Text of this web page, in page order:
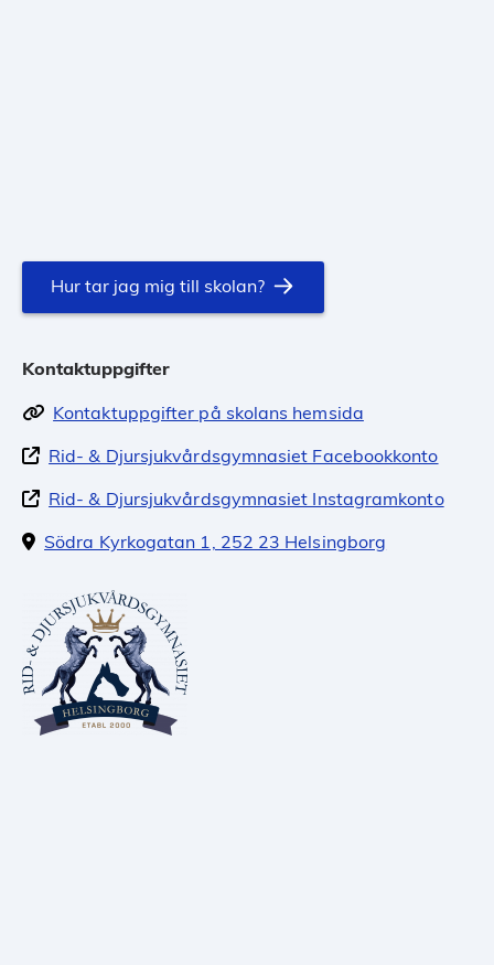
Hur tar jag mig till skolan?
Kontaktuppgifter
Kontaktuppgifter på skolans hemsida
Rid- & Djursjukvårdsgymnasiet Facebookkonto
Rid- & Djursjukvårdsgymnasiet Instagramkonto
Södra Kyrkogatan 1, 252 23 Helsingborg